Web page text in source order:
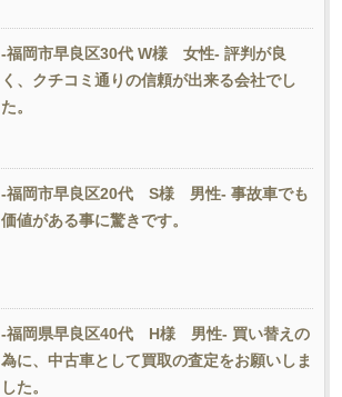
-福岡市早良区30代 W様 女性- 評判が良
く、クチコミ通りの信頼が出来る会社でし
た。
-福岡市早良区20代 S様 男性- 事故車でも
価値がある事に驚きです。
-福岡県早良区40代 H様 男性- 買い替えの
為に、中古車として買取の査定をお願いしま
した。